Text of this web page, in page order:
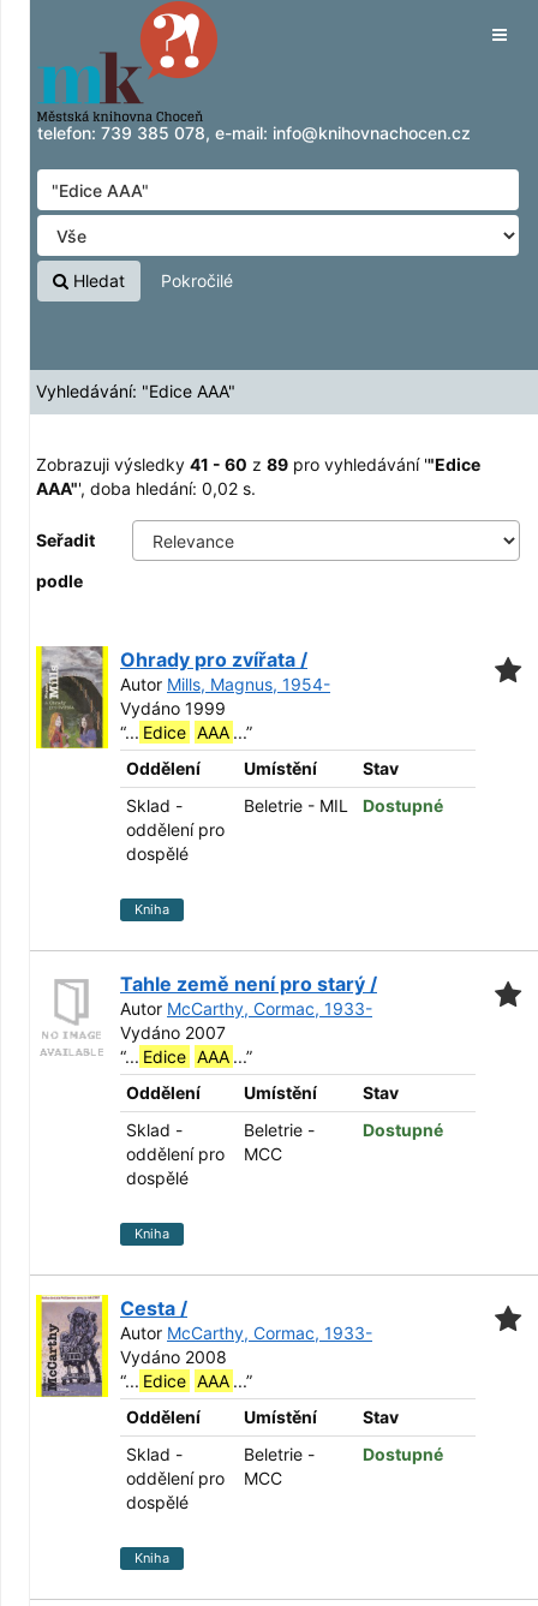
Zobrazuji výsledky41 - 60
Přeskočit na obsah
telefon: 739 385 078, e-mail: info@knihovnachocen.cz
Hledat Pokročilé
Vyhledávání: "Edice AAA"
Zobrazuji výsledky 41 - 60 z 89 pro vyhledávání '"Edice
AAA"', doba hledání: 0,02 s.
Seřadit
podle
Ohrady pro zvířata /
Autor Mills, Magnus, 1954-
Vydáno 1999
“... Edice AAA ...”
Oddělení
Umístění
Stav
Sklad -
oddělení pro
dospělé
Beletrie - MIL Dostupné
Kniha
Tahle země není pro starý /
Autor McCarthy, Cormac, 1933-
Vydáno 2007
“... Edice AAA ...”
Oddělení
Umístění
Stav
Sklad -
oddělení pro
dospělé
Beletrie -
MCC
Dostupné
Kniha
Cesta /
Autor McCarthy, Cormac, 1933-
Vydáno 2008
“... Edice AAA ...”
Oddělení
Umístění
Stav
Sklad -
oddělení pro
dospělé
Beletrie -
MCC
Dostupné
Kniha